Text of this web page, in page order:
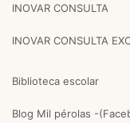
INOVAR CONSULTA
INOVAR CONSULTA
Biblioteca escolar
Blog Mil pérolas -